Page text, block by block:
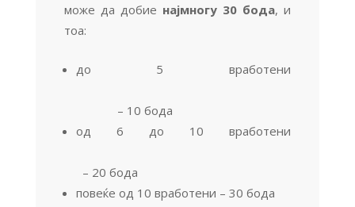
може да добие најмногу 30 бода, и
тоа:
до 5 вработени
– 10 бода
од 6 до 10 вработени
– 20 бода
повеќе од 10 вработени – 30 бода